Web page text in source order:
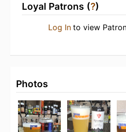
Loyal Patrons (?)
Log In to view
Photos